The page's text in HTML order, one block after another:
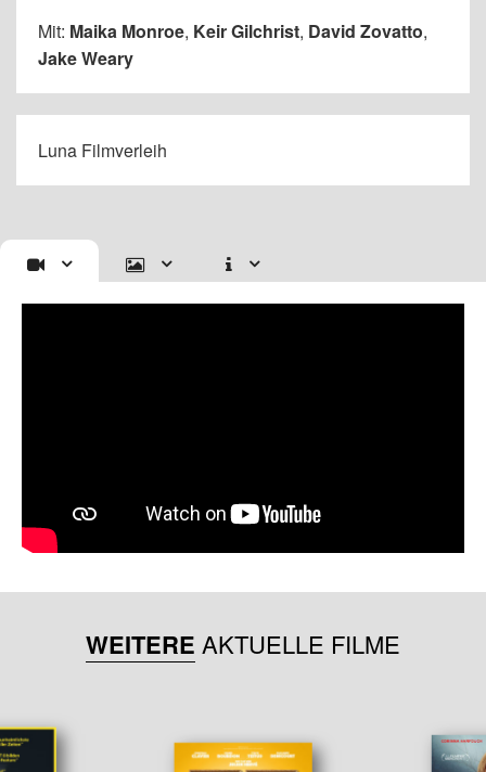
Mit: Maika Monroe, Keir Gilchrist, David Zovatto,
Jake Weary
Luna Filmverleih
WEITERE AKTUELLE FILME